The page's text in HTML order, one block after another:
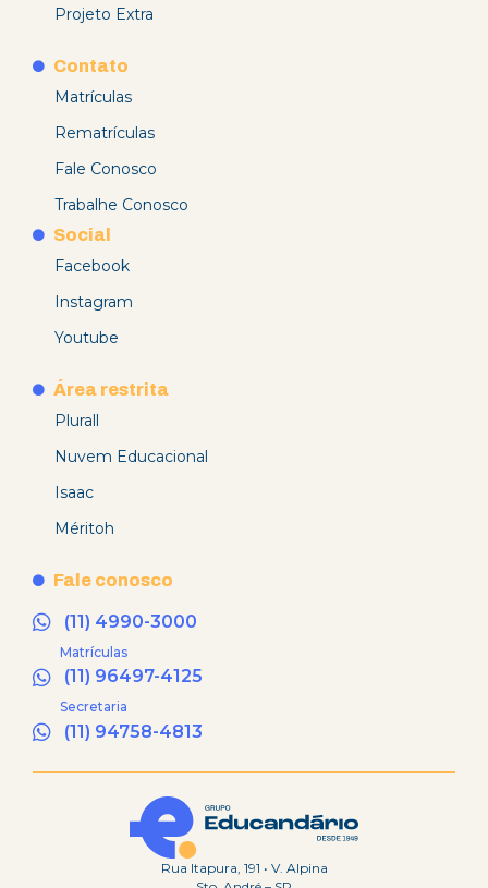
Projeto Extra
Contato
Matrículas
Rematrículas
Fale Conosco
Trabalhe Conosco
Social
Facebook
Instagram
Youtube
Área restrita
Plurall
Nuvem Educacional
Isaac
Méritoh
Fale conosco
(11) 4990-3000
Matrículas
(11) 96497-4125
Secretaria
(11) 94758-4813
Rua Itapura, 191 • V. Alpina